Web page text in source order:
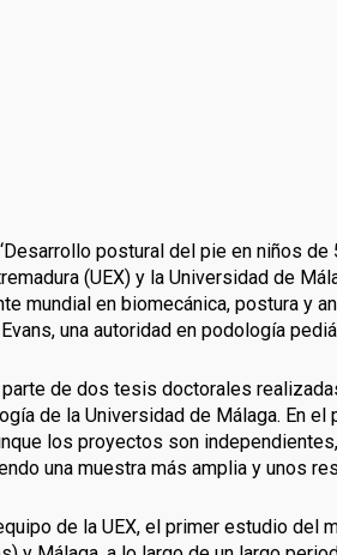
postural del pie en niños
(UEX) y la Universidad de
mundial en biomecánica, postura y
una autoridad en podología
de dos tesis doctorales
de la Universidad de Málaga. En
los proyectos son
una muestra más amplia y unos
de la UEX, el primer estudio del